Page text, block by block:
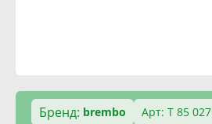
Бренд: brembo
Арт: T 85 027